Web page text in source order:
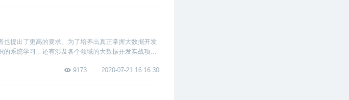
提出了更高的要求。为了培养出真正掌握大数据开发
系统学习，还有涉及各个领域的大数据开发实战项
9173
2020-07-21 16:16:30